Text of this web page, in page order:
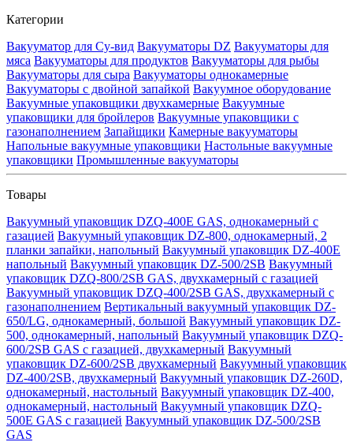
Категории
Вакууматор для Су-вид Вакууматоры DZ Вакууматоры для
мяса Вакууматоры для продуктов Вакууматоры для рыбы
Вакууматоры для сыра Вакууматоры однокамерные
Вакууматоры с двойной запайкой Вакуумное оборудование
Вакуумные упаковщики двухкамерные Вакуумные
упаковщики для бройлеров Вакуумные упаковщики с
газонаполнением Запайщики Камерные вакууматоры
Напольные вакуумные упаковщики Настольные вакуумные
упаковщики Промышленные вакууматоры
Товары
Вакуумный упаковщик DZQ-400E GAS, однокамерный с
газацией Вакуумный упаковщик DZ-800, однокамерный, 2
планки запайки, напольный Вакуумный упаковщик DZ-400E
напольный Вакуумный упаковщик DZ-500/2SB Вакуумный
упаковщик DZQ-800/2SB GAS, двухкамерный с газацией
Вакуумный упаковщик DZQ-400/2SB GAS, двухкамерный с
газонаполнением Вертикальный вакуумный упаковщик DZ-
650/LG, однокамерный, большой Вакуумный упаковщик DZ-
500, однокамерный, напольный Вакуумный упаковщик DZQ-
600/2SB GAS с газацией, двухкамерный Вакуумный
упаковщик DZ-600/2SB двухкамерный Вакуумный упаковщик
DZ-400/2SB, двухкамерный Вакуумный упаковщик DZ-260D,
однокамерный, настольный Вакуумный упаковщик DZ-400,
однокамерный, настольный Вакуумный упаковщик DZQ-
500E GAS с газацией Вакуумный упаковщик DZ-500/2SB
GAS